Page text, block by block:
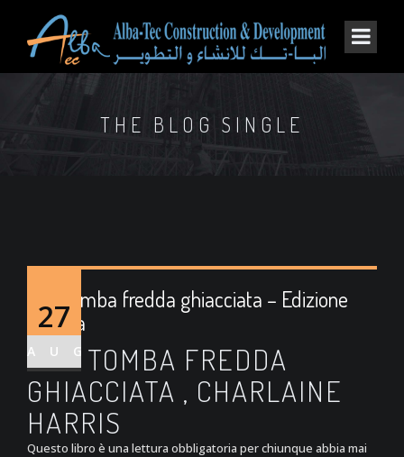
THE BLOG SINGLE
27
AUG
Una tomba fredda ghiacciata – Edizione
Italiana
UNA TOMBA FREDDA
GHIACCIATA , CHARLAINE
HARRIS
Questo libro è una lettura obbligatoria per chiunque abbia mai